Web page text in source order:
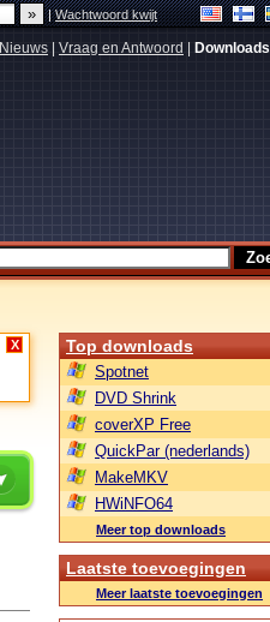
|Wachtwoord kwijt
Nieuws Vraag en Antwoord Downloads
X Top downloads
Spotnet
DVD Shrink
coverXP Free
QuickPar (nederlands)
MakeMKV
HWiNFO64
Meer top downloads
Laatste toevoegingen
Meer laatste toevoegingen